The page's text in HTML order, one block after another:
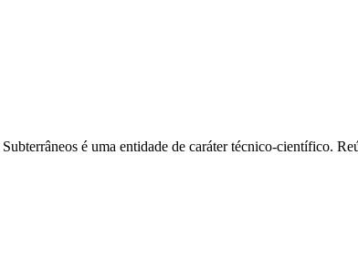
é uma entidade de caráter técnico-científico.